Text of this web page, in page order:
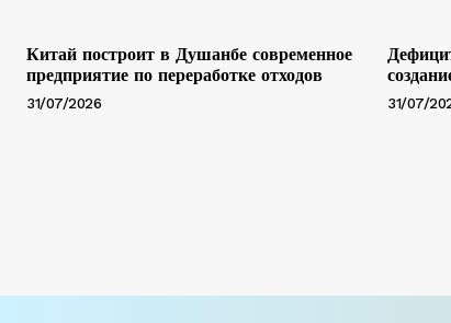
Китай построит в Душанбе современное
предприятие по переработке отходов
31/07/2026 31/07/